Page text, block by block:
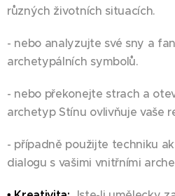
různých životních situacích.
- nebo analyzujte své sny a
archetypálních symbolů.
- nebo překonejte strach a
archetyp Stínu ovlivňuje vaše
- případně použijte techniku
dialogu s vašimi vnitřními